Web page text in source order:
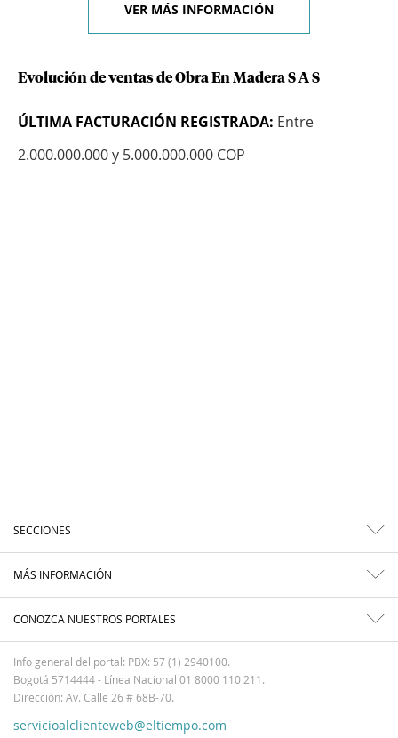
VER MÁS INFORMACIÓN
Evolución de ventas de Obra En Madera S A S
ÚLTIMA FACTURACIÓN REGISTRADA: Entre
2.000.000.000 y 5.000.000.000 COP
SECCIONES
MÁS INFORMACIÓN
CONOZCA NUESTROS PORTALES
Info general del portal: PBX: 57 (1) 2940100.
Bogotá 5714444 - Línea Nacional 01 8000 110 211.
Dirección: Av. Calle 26 # 68B-70.
servicioalclienteweb@eltiempo.com